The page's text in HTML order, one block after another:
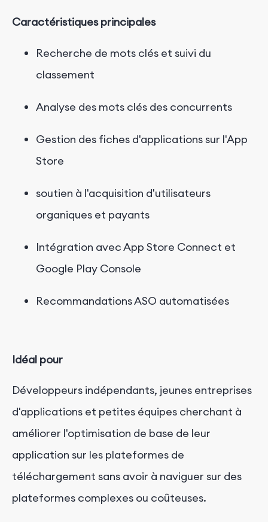
Caractéristiques principales
Recherche de mots clés et suivi du
classement
Analyse des mots clés des concurrents
Gestion des fiches d'applications sur l'App
Store
soutien à l'acquisition d'utilisateurs
organiques et payants
Intégration avec App Store Connect et
Google Play Console
Recommandations ASO automatisées
Idéal pour
Développeurs indépendants, jeunes entreprises
d'applications et petites équipes cherchant à
améliorer l'optimisation de base de leur
application sur les plateformes de
téléchargement sans avoir à naviguer sur des
plateformes complexes ou coûteuses.